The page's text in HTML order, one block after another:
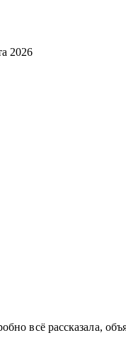
2026
всё рассказала,